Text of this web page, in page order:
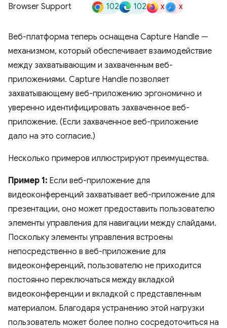
Browser Support 102 102 x x
Веб-платформа теперь оснащена Capture Handle —
механизмом, который обеспечивает взаимодействие
между захватывающим и захваченным веб-
приложениями. Capture Handle позволяет
захватывающему веб-приложению эргономично и
уверенно идентифицировать захваченное веб-
приложение. (Если захваченное веб-приложение
дало на это согласие.)
Несколько примеров иллюстрируют преимущества.
Пример 1: Если веб-приложение для
видеоконференций захватывает веб-приложение для
презентации, оно может предоставить пользователю
элементы управления для навигации между слайдами.
Поскольку элементы управления встроены
непосредственно в веб-приложение для
видеоконференций, пользователю не приходится
постоянно переключаться между вкладкой
видеоконференции и вкладкой с представленным
материалом. Благодаря устранению этой нагрузки
пользователь может более полно сосредоточиться на